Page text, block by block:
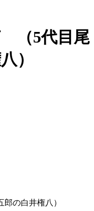
（5代目尾
）
の白井権八）